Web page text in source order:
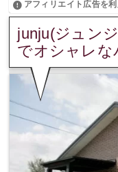
アフィリエイト広告を利
junju(ジュン
でオシャレ